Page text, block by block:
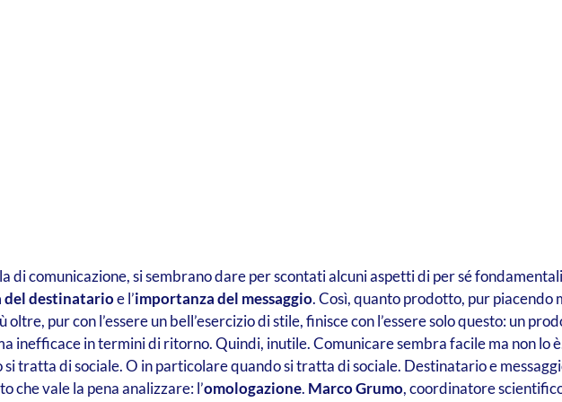
di comunicazione, si sembrano dare per scontati alcuni aspetti di per sé
del destinatarioe l’importanza del messaggio. Così, quanto prodotto, pur piacendo
oltre, pur con l’essere un bell’esercizio di stile, finisce con l’essere solo questo: un
inefficace in termini di ritorno. Quindi, inutile.Comunicare sembra facile ma non lo
si tratta di sociale. O in particolare quando si tratta di sociale. Destinatario e
che vale la pena analizzare: l’omologazione. Marco Grumo, coordinatore